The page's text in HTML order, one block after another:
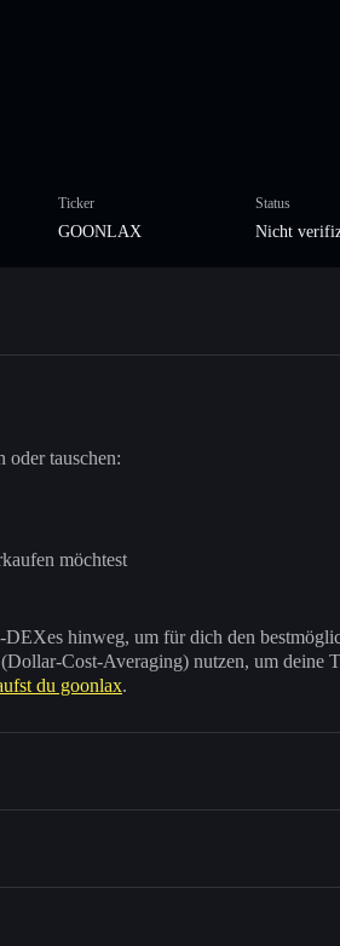
Ticker
GOONLAX
Status
Nicht
oder tauschen:
möchtest
hinweg, um für dich den
(Dollar-Cost-Averaging) nutzen, um deine
du goonlax.
anderer Solana-Tokens mit